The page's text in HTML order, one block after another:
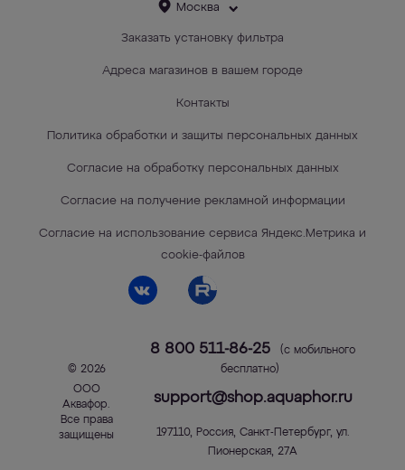
Москва
Заказать установку фильтра
Адреса магазинов в вашем городе
Контакты
Политика обработки и защиты персональных данных
Согласие на обработку персональных данных
Согласие на получение рекламной информации
Согласие на использование сервиса Яндекс.Метрика и
cookie-файлов
© 2026
ООО
Аквафор.
Все права
защищены
8 800 511-86-25
(с мобильного
бесплатно)
support@shop.aquaphor.ru
197110, Россия, Санкт-Петербург, ул.
Пионерская, 27А